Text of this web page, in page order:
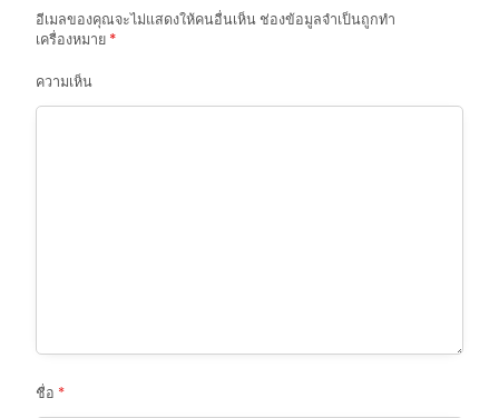
o
n
อีเมลของคุณจะไม่แสดงให้คนอื่นเห็นช่องข้อมูลจำเป็นถูกทำ
เครื่องหมาย *
ความเห็น
ชื่อ *